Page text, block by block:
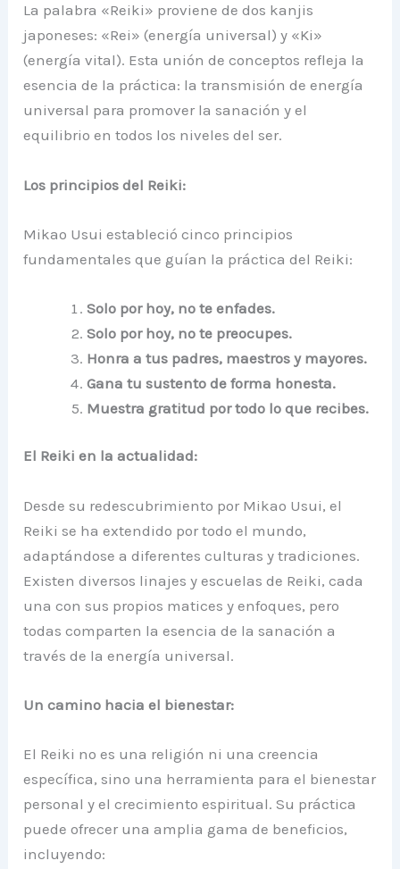
La palabra «Reiki» proviene de dos kanjis
japoneses: «Rei» (energía universal) y «Ki»
(energía vital). Esta unión de conceptos refleja la
esencia de la práctica: la transmisión de energía
universal para promover la sanación y el
equilibrio en todos los niveles del ser.
Los principios del Reiki:
Mikao Usui estableció cinco principios
fundamentales que guían la práctica del Reiki:
Solo por hoy, no te enfades.
Solo por hoy, no te preocupes.
Honra a tus padres, maestros y mayores.
Gana tu sustento de forma honesta.
Muestra gratitud por todo lo que recibes.
El Reiki en la actualidad:
Desde su redescubrimiento por Mikao Usui, el
Reiki se ha extendido por todo el mundo,
adaptándose a diferentes culturas y tradiciones.
Existen diversos linajes y escuelas de Reiki, cada
una con sus propios matices y enfoques, pero
todas comparten la esencia de la sanación a
través de la energía universal.
Un camino hacia el bienestar:
El Reiki no es una religión ni una creencia
específica, sino una herramienta para el bienestar
personal y el crecimiento espiritual. Su práctica
puede ofrecer una amplia gama de beneficios,
incluyendo: